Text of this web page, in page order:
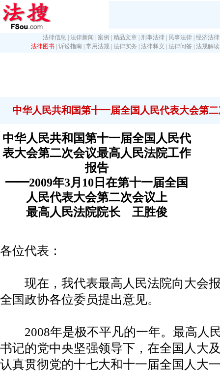
法律信息 法律新闻 案例 精品文章 刑事法律 民事法律 经济法律
法律图书 诉讼指南 常用法规 法律实务 法律释义 法律问答 法规解读
中华人民共和国第十一届全国人民代表大会第
中华人民共和国第十一届全国人民代
表大会第二次会议最高人民法院工作
报告
━━2009年3月10日在第十一届全国
人民代表大会第二次会议上
最高人民法院院长 王胜俊
各位代表：
现在，我代表最高人民法院向大会报
全国政协各位委员提出意见。
2008年是极不平凡的一年。最高人
书记的党中央坚强领导下，在全国人大
认真贯彻党的十七大和十一届全国人大